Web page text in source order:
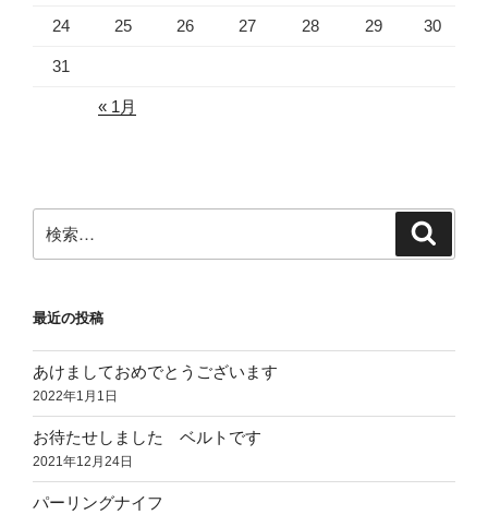
24 25 26 27 28 29 30
31
« 1月
索:
最近の投稿
あけましておめでとうございます
2022年1月1日
お待たせしました ベルトです
2021年12月24日
パーリングナイフ